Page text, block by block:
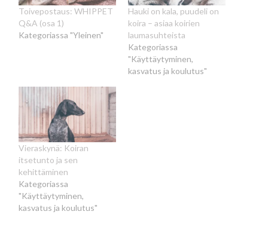
Toivepostaus: WHIPPET
Q&A (osa 1)
Kategoriassa "Yleinen"
Hauki on kala, puudeli on
koira – asiaa koirien
laumasuhteista
Kategoriassa
"Käyttäytyminen,
kasvatus ja koulutus"
Vieraskynä: Koiran
itsetunto ja sen
kehittäminen
Kategoriassa
"Käyttäytyminen,
kasvatus ja koulutus"